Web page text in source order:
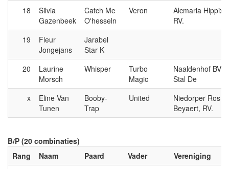
18
Silvia
Gazenbeek
Catch Me
O'hesseln
Veron
Alcmaria Hippix,
RV.
19
Fleur
Jongejans
Jarabel
Star K
20
Laurine
Morsch
Whisper
Turbo
Magic
Naaldenhof BV,
Stal De
x
Eline Van
Tunen
Booby-
Trap
United
Niedorper Ros
Beyaert, RV.
B/P (20 combinaties)
Rang
Naam Paard Vader
Vereniging